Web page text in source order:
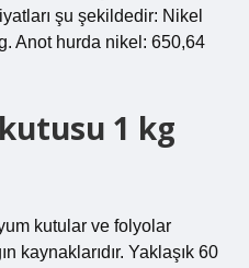
şu şekildedir: Nikel
Anot hurda nikel: 650,64
1 kg
kutular ve folyolar
kaynaklarıdır. Yaklaşık 60